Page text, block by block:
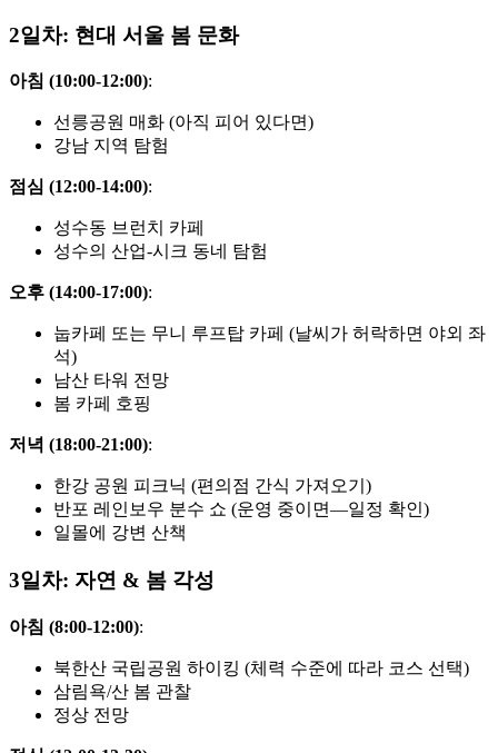
2일차: 현대 서울 봄 문화
아침 (10:00-12:00):
선릉공원 매화 (아직 피어 있다면)
강남 지역 탐험
점심 (12:00-14:00):
성수동 브런치 카페
성수의 산업-시크 동네 탐험
오후 (14:00-17:00):
눕카페 또는 무니 루프탑 카페 (날씨가 허락하면 야외 좌
석)
남산 타워 전망
봄 카페 호핑
저녁 (18:00-21:00):
한강 공원 피크닉 (편의점 간식 가져오기)
반포 레인보우 분수 쇼 (운영 중이면—일정 확인)
일몰에 강변 산책
3일차: 자연 & 봄 각성
아침 (8:00-12:00):
북한산 국립공원 하이킹 (체력 수준에 따라 코스 선택)
삼림욕/산 봄 관찰
정상 전망